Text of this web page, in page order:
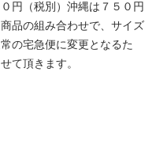
円（税別）沖縄は７５０円
品の組み合わせで、サイズ
の宅急便に変更となるた
て頂きます。